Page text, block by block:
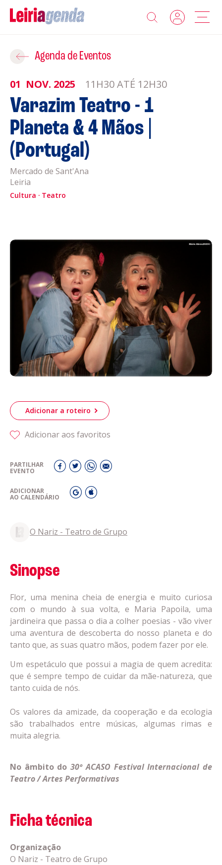
Agenda
Sobre a Leiriagenda
Promotores
Clubes Desportivos
Contactos
Acompanhe a Leiria Agenda
DESPORTO
Agenda de Eventos
01 NOV. 2025 11H30 ATÉ 12H30
Varazim Teatro - 1
Planeta & 4 Mãos |
(Portugal)
Mercado de Sant'Ana
Leiria
Cultura Teatro
Adicionar a roteiro
Adicionar aos favoritos
PARTILHAR
EVENTO
ADICIONAR
AO CALENDÁRIO
O Nariz - Teatro de Grupo
Sinopse
Flor, uma menina cheia de energia e muito curiosa
com o mundo à sua volta, e Maria Papoila, uma
jardineira que passa o dia a colher poesias - vão viver
uma aventura de descoberta do nosso planeta e do
tanto que, as suas quatro mãos, podem fazer por ele.
Um espetáculo que possui a magia de quem acredita:
que é sempre tempo de cuidar da mãe-natureza, que
tanto cuida de nós.
Os valores da amizade, da cooperação e da ecologia
são trabalhados entre músicas, algumas rimas e
muita alegria.
No âmbito do 30º ACASO Festival Internacional de
Teatro / Artes Performativas
Ficha técnica
Organização
O Nariz - Teatro de Grupo
Adicionar ao Roteiro
ROTEIROS EXISTENTES
CRIAR NOVO